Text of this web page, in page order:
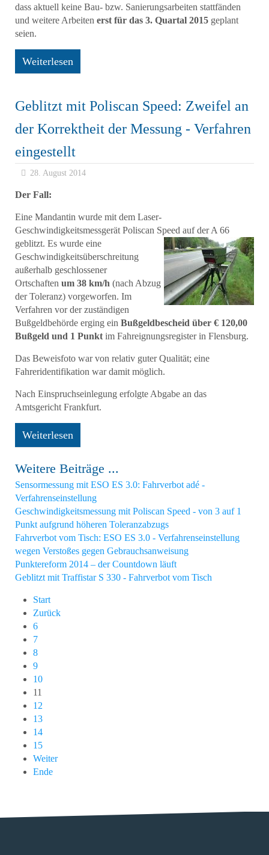
dass aktuell keine Bau- bzw. Sanierungsarbeiten stattfänden
und weitere Arbeiten erst für das 3. Quartal 2015 geplant
seien.
Weiterlesen
Geblitzt mit Poliscan Speed: Zweifel an
der Korrektheit der Messung - Verfahren
eingestellt
28. August 2014
Der Fall:
Eine Mandantin wurde mit dem Laser-
Geschwindigkeitsmessgerät Poliscan Speed auf der A 66
geblitzt. Es wurde eine
Geschwindigkeitsüberschreitung
außerhalb geschlossener
Ortschaften um 38 km/h (nach Abzug
der Toleranz) vorgeworfen. Im
Verfahren vor der zuständigen
Bußgeldbehörde erging ein Bußgeldbescheid über € 120,00
Bußgeld und 1 Punkt im Fahreignungsregister in Flensburg.
Das Beweisfoto war von relativ guter Qualität; eine
Fahreridentifikation war damit möglich.
Nach Einspruchseinlegung erfolgte Abgabe an das
Amtsgericht Frankfurt.
Weiterlesen
Weitere Beiträge ...
Sensormessung mit ESO ES 3.0: Fahrverbot adé -
Verfahrenseinstellung
Geschwindigkeitsmessung mit Poliscan Speed - von 3 auf 1
Punkt aufgrund höheren Toleranzabzugs
Fahrverbot vom Tisch: ESO ES 3.0 - Verfahrenseinstellung
wegen Verstoßes gegen Gebrauchsanweisung
Punktereform 2014 – der Countdown läuft
Geblitzt mit Traffistar S 330 - Fahrverbot vom Tisch
Start
Zurück
6
7
8
9
10
11
12
13
14
15
Weiter
Ende